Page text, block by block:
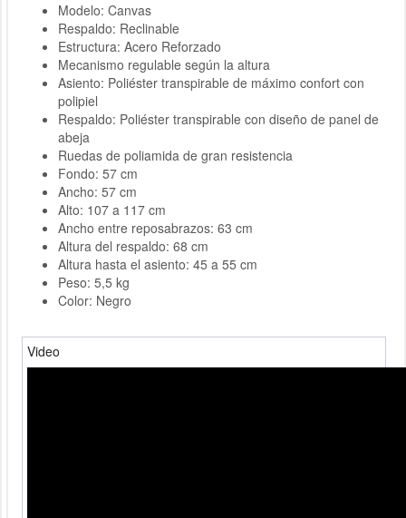
Modelo: Canvas
Respaldo: Reclinable
Estructura: Acero Reforzado
Mecanismo regulable según la altura
Asiento: Poliéster transpirable de máximo confort con
polipiel
Respaldo: Poliéster transpirable con diseño de panel de
abeja
Ruedas de poliamida de gran resistencia
Fondo: 57 cm
Ancho: 57 cm
Alto: 107 a 117 cm
Ancho entre reposabrazos: 63 cm
Altura del respaldo: 68 cm
Altura hasta el asiento: 45 a 55 cm
Peso: 5,5 kg
Color: Negro
Video